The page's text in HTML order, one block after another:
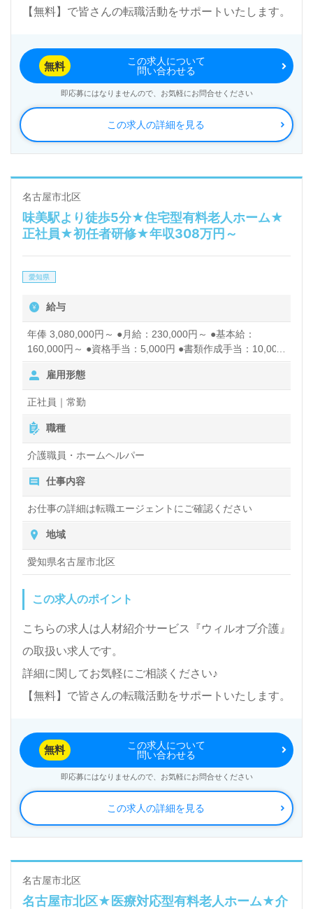
【無料】で皆さんの転職活動をサポートいたします。
この求人の詳細を見る
無料
この求人について
問い合わせる
即応募にはなりませんので、お気軽にお問合せください
名古屋市北区
味美駅より徒歩5分★住宅型有料老人ホーム★
正社員★初任者研修★年収308万円～
愛知県
給与
年俸 3,080,000円～ ●月給：230,000円～ ●基本給：
160,000円～ ●資格手当：5,000円 ●書類作成手当：10,000
円 ●精勤手当：10,000円 ●皆勤手当：15,000円 ●夜勤手
当：4,000円/約4回 ●処遇改善手当：14,000円 ※変動あ
り 賞与あり 昇給あり
雇用形態
正社員｜常勤
職種
介護職員・ホームヘルパー
仕事内容
お仕事の詳細は転職エージェントにご確認ください
地域
愛知県名古屋市北区
この求人のポイント
こちらの求人は人材紹介サービス『ウィルオブ介護』
の取扱い求人です。
詳細に関してお気軽にご相談ください♪
【無料】で皆さんの転職活動をサポートいたします。
この求人の詳細を見る
無料
この求人について
問い合わせる
即応募にはなりませんので、お気軽にお問合せください
名古屋市北区
名古屋市北区★医療対応型有料老人ホーム★介